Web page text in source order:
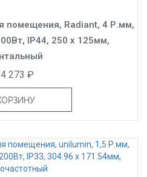
помещения, Radiant, 4 Р.мм,
IP44, 250 x 125мм,
273 ₽